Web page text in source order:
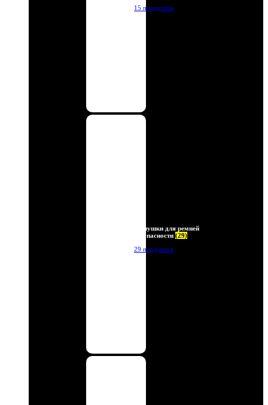
15 продуктов
Заглушки для ремней
безопасности (29)
29 продуктов